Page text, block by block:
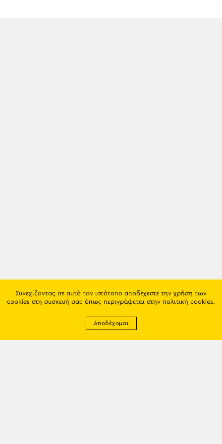
Συνεχίζοντας σε αυτό τον ιστότοπο αποδέχεστε την χρήση των
cookies στη συσκευή σας όπως περιγράφεται στην πολιτική cookies.
Αποδέχομαι